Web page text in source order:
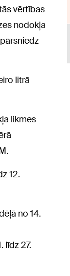
vērtības
nodokļa
litrā
likmes
12.
no 14.
līdz 27.